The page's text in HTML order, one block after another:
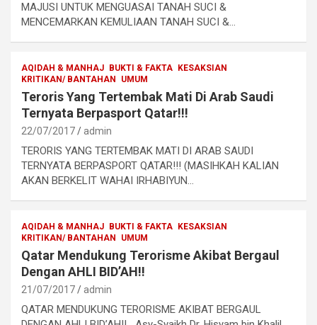
MAJUSI UNTUK MENGUASAI TANAH SUCI &
MENCEMARKAN KEMULIAAN TANAH SUCI &…
AQIDAH & MANHAJ BUKTI & FAKTA
KESAKSIAN
KRITIKAN/ BANTAHAN
UMUM
Teroris Yang Tertembak Mati Di Arab Saudi
Ternyata Berpasport Qatar!!!
22/07/2017 admin
TERORIS YANG TERTEMBAK MATI DI ARAB SAUDI
TERNYATA BERPASPORT QATAR!!! (MASIHKAH KALIAN
AKAN BERKELIT WAHAI IRHABIYUN…
AQIDAH & MANHAJ BUKTI & FAKTA
KESAKSIAN
KRITIKAN/ BANTAHAN
UMUM
Qatar Mendukung Terorisme Akibat Bergaul
Dengan AHLI BID’AH!!
21/07/2017 admin
QATAR MENDUKUNG TERORISME AKIBAT BERGAUL